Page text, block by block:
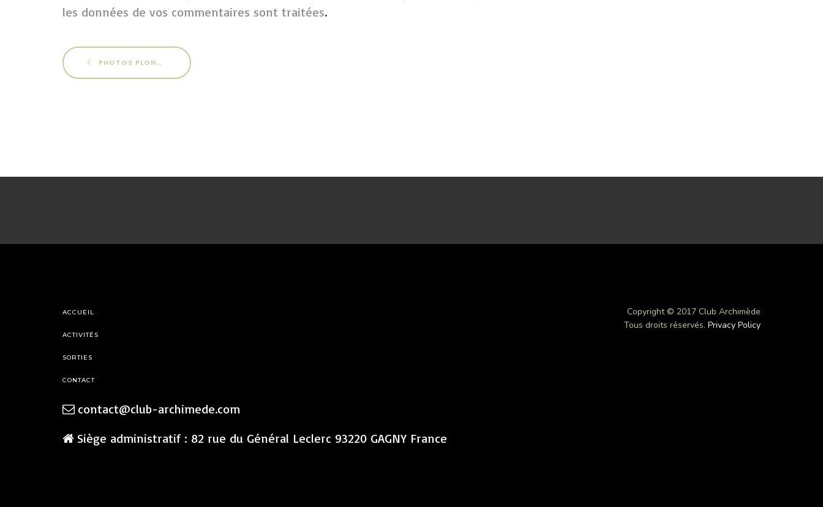
les données de vos commentaires sont traitées.
PHOTOS PLONGÉE SOUS GLACE 2017
ACCUEIL
ACTIVITÉS
SORTIES
CONTACT
contact@club-archimede.com
Siège administratif : 82 rue du Général Leclerc 93220 GAGNY France
Copyright © 2017 Club Archimède
Tous droits réservés. Privacy Policy